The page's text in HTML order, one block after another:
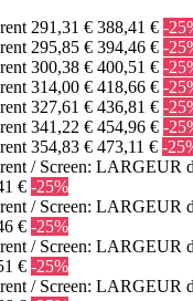
291,31 € 388,41 € -
295,85 € 394,46 € -
300,38 € 400,51 € -
314,00 € 418,66 € -
327,61 € 436,81 € -
341,22 € 454,96 € -
354,83 € 473,11 € -
/ Screen: LARGEUR
€ -25%
/ Screen: LARGEUR
€ -25%
/ Screen: LARGEUR
€ -25%
/ Screen: LARGEUR